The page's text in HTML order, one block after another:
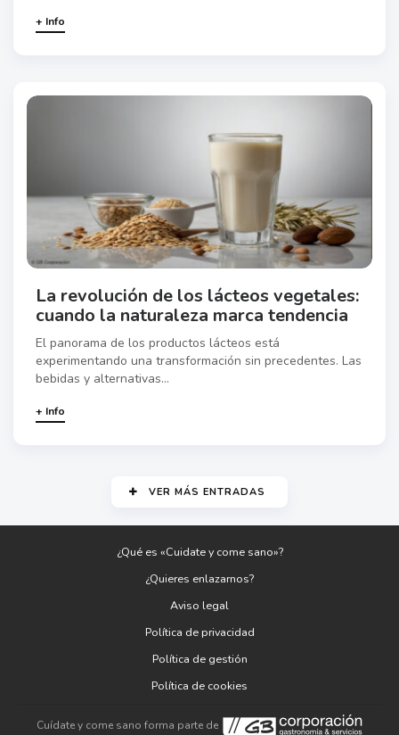
+ Info
La revolución de los lácteos vegetales:
cuando la naturaleza marca tendencia
El panorama de los productos lácteos está
experimentando una transformación sin precedentes. Las
bebidas y alternativas...
+ Info
VER MÁS ENTRADAS
¿Qué es «Cuidate y come sano»?
¿Quieres enlazarnos?
Aviso legal
Política de privacidad
Política de gestión
Política de cookies
Cuídate y come sano forma parte de